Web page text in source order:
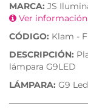
MARCA: JS
Ver
CÓDIGO: Klam -
DESCRIPCIÓN:
lámpara G9LED
LÁMPARA: G9 Led